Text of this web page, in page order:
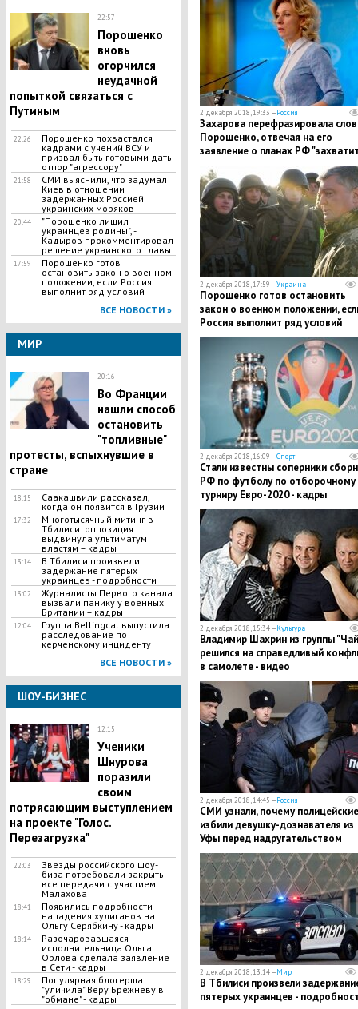
22:57
Порошенко
вновь
огорчился
неудачной
попыткой связаться с
Путиным
22:26
Порошенко похвастался
кадрами с учений ВСУ и
призвал быть готовыми дать
отпор "агрессору"
21:58
СМИ выяснили, что задумал
Киев в отношении
задержанных Россией
украинских моряков
20:44
"Порошенко лишил
украинцев родины", -
Кадыров прокомментировал
решение украинского главы
17:59
Порошенко готов
остановить закон о военном
положении, если Россия
выполнит ряд условий
ВСЕ НОВОСТИ »
МИР
20:16
Во Франции
нашли способ
остановить
"топливные"
протесты, вспыхнувшие в
стране
18:15
Саакашвили рассказал,
когда он появится в Грузии
17:32
Многотысячный митинг в
Тбилиси: оппозиция
выдвинула ультиматум
властям – кадры
13:14
​В Тбилиси произвели
задержание пятерых
украинцев - подробности
13:02
Журналисты Первого канала
вызвали панику у военных
Британии – кадры
12:04
Группа Bellingcat выпустила
расследование по
керченскому инциденту
ВСЕ НОВОСТИ »
ШОУ-БИЗНЕС
12:15
Ученики
Шнурова
поразили
своим
потрясающим выступлением
на проекте "Голос.
Перезагрузка"
22:03
Звезды российского шоу-
биза потребовали закрыть
все передачи с участием
Малахова
18:41
Появились подробности
нападения хулиганов на
Ольгу Серябкину - кадры
18:14
Разочаровавшаяся
исполнительница Ольга
Орлова сделала заявление
в Сети - кадры
18:29
Популярная блогерша
"уличила" Веру Брежневу в
"обмане" - кадры
2 декабря 2018, 19:33 —Россия
Захарова перефразировала
Порошенко, отвечая на его
заявление о планах РФ
2 декабря 2018, 17:59 —Украина
Порошенко готов остановить
закон о военном положении,
Россия выполнит ряд условий
2 декабря 2018, 16:09 —Спорт
​Стали известны соперники
РФ по футболу по отборочному
турниру Евро-2020 - кадры
2 декабря 2018, 15:34 —Культура
​Владимир Шахрин из группы
решился на справедливый
в самолете - видео
2 декабря 2018, 14:45 —Россия
СМИ узнали, почему полицейские
избили девушку-дознавателя из
Уфы перед надругательством
2 декабря 2018, 13:14 —Мир
​В Тбилиси произвели
пятерых украинцев -